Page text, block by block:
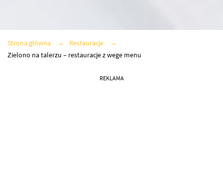
Strona główna
Restauracje
Zielono na talerzu – restauracje z wege menu
REKLAMA